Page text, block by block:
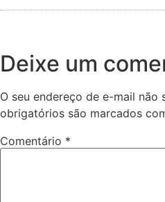
Deixe um
O seu endereço de e-mail não
obrigatórios são marcados
Comentário *